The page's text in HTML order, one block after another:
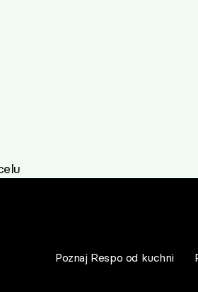
Poznaj Respo od kuchni